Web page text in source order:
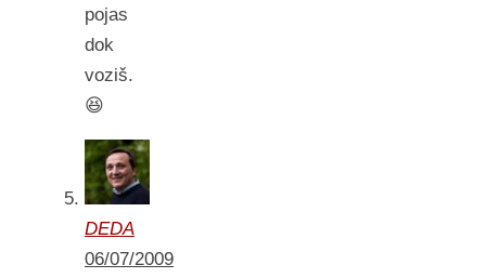
pojas
dok
voziš.
😆
DEDA
06/07/2009